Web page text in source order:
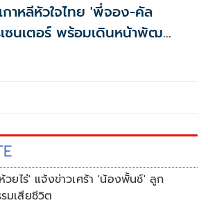
าหลีหัวใจไทย 'พี่จอง-คัล
ซนเตอร์ พร้อมเดินหน้าพัฒนา
ยไร่' แจ้งข่าวเศร้า 'น้องพั้นช์' ลูก
มเสียชีวิต